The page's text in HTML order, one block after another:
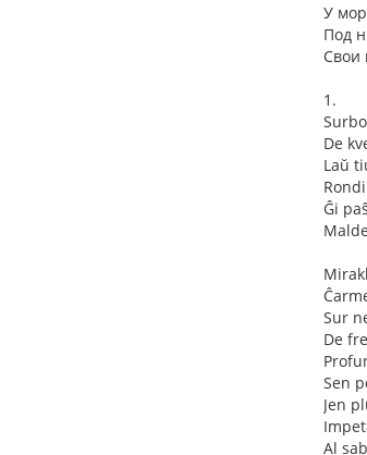
У
Под
Свои
1.
De
Laŭ
Ĝi
Sur
De
Sen
Jen
Al